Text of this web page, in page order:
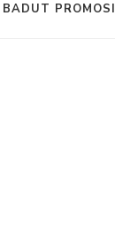
BADUT PROMOSI